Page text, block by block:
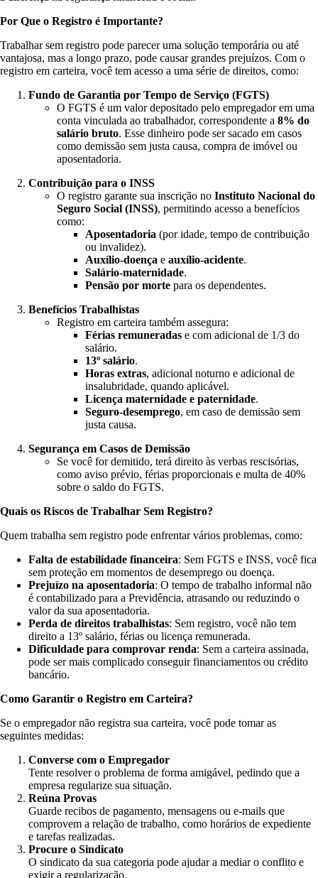
Por Que o Registro é Importante?
Trabalhar sem registro pode parecer uma solução temporária ou até
vantajosa, mas a longo prazo, pode causar grandes prejuízos. Com o
registro em carteira, você tem acesso a uma série de direitos, como:
Fundo de Garantia por Tempo de Serviço (FGTS)
O FGTS é um valor depositado pelo empregador em uma
conta vinculada ao trabalhador, correspondente a 8% do
salário bruto. Esse dinheiro pode ser sacado em casos
como demissão sem justa causa, compra de imóvel ou
aposentadoria.
Contribuição para o INSS
O registro garante sua inscrição no Instituto Nacional do
Seguro Social (INSS), permitindo acesso a benefícios
como:
Aposentadoria (por idade, tempo de contribuição
ou invalidez).
Auxílio-doença e auxílio-acidente.
Salário-maternidade.
Pensão por morte para os dependentes.
Benefícios Trabalhistas
Registro em carteira também assegura:
Férias remuneradas e com adicional de 1/3 do
salário.
13º salário.
Horas extras, adicional noturno e adicional de
insalubridade, quando aplicável.
Licença maternidade e paternidade.
Seguro-desemprego, em caso de demissão sem
justa causa.
Segurança em Casos de Demissão
Se você for demitido, terá direito às verbas rescisórias,
como aviso prévio, férias proporcionais e multa de 40%
sobre o saldo do FGTS.
Quais os Riscos de Trabalhar Sem Registro?
Quem trabalha sem registro pode enfrentar vários problemas, como:
Falta de estabilidade financeira: Sem FGTS e INSS, você fica
sem proteção em momentos de desemprego ou doença.
Prejuízo na aposentadoria: O tempo de trabalho informal não
é contabilizado para a Previdência, atrasando ou reduzindo o
valor da sua aposentadoria.
Perda de direitos trabalhistas: Sem registro, você não tem
direito a 13º salário, férias ou licença remunerada.
Dificuldade para comprovar renda: Sem a carteira assinada,
pode ser mais complicado conseguir financiamentos ou crédito
bancário.
Como Garantir o Registro em Carteira?
Se o empregador não registra sua carteira, você pode tomar as
seguintes medidas:
Converse com o Empregador
Tente resolver o problema de forma amigável, pedindo que a
empresa regularize sua situação.
Reúna Provas
Guarde recibos de pagamento, mensagens ou e-mails que
comprovem a relação de trabalho, como horários de expediente
e tarefas realizadas.
Procure o Sindicato
O sindicato da sua categoria pode ajudar a mediar o conflito e
exigir a regularização.